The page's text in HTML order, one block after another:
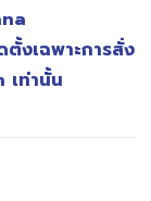
งเฉพาะการสั่ง
ท่านั้น